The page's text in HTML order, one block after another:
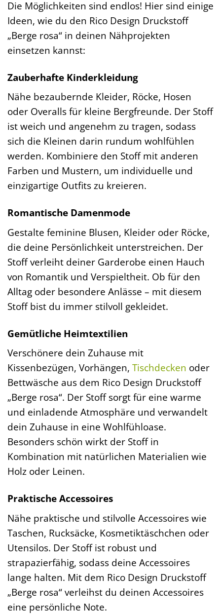
Die Möglichkeiten sind endlos! Hier sind einige
Ideen, wie du den Rico Design Druckstoff
„Berge rosa“ in deinen Nähprojekten
einsetzen kannst:
Zauberhafte Kinderkleidung
Nähe bezaubernde Kleider, Röcke, Hosen
oder Overalls für kleine Bergfreunde. Der Stoff
ist weich und angenehm zu tragen, sodass
sich die Kleinen darin rundum wohlfühlen
werden. Kombiniere den Stoff mit anderen
Farben und Mustern, um individuelle und
einzigartige Outfits zu kreieren.
Romantische Damenmode
Gestalte feminine Blusen, Kleider oder Röcke,
die deine Persönlichkeit unterstreichen. Der
Stoff verleiht deiner Garderobe einen Hauch
von Romantik und Verspieltheit. Ob für den
Alltag oder besondere Anlässe – mit diesem
Stoff bist du immer stilvoll gekleidet.
Gemütliche Heimtextilien
Verschönere dein Zuhause mit
Kissenbezügen, Vorhängen, Tischdecken oder
Bettwäsche aus dem Rico Design Druckstoff
„Berge rosa“. Der Stoff sorgt für eine warme
und einladende Atmosphäre und verwandelt
dein Zuhause in eine Wohlfühloase.
Besonders schön wirkt der Stoff in
Kombination mit natürlichen Materialien wie
Holz oder Leinen.
Praktische Accessoires
Nähe praktische und stilvolle Accessoires wie
Taschen, Rucksäcke, Kosmetiktäschchen oder
Utensilos. Der Stoff ist robust und
strapazierfähig, sodass deine Accessoires
lange halten. Mit dem Rico Design Druckstoff
„Berge rosa“ verleihst du deinen Accessoires
eine persönliche Note.